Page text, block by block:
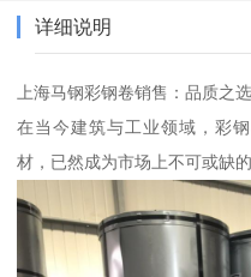
详细说明
上海马钢彩钢卷销售：品质之
在当今建筑与工业领域，彩
材，已然成为市场上不可或缺的